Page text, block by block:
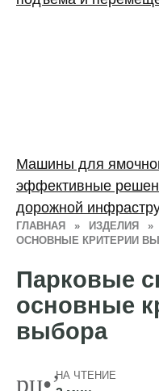
ГЛАВНАЯ » ИЗДЕЛИЯ »
ОСНОВНЫЕ КРИТЕРИИ
Парковые
основные
выбора
НА ЧТЕНИЕ
Машины для
эффективные
дорожной